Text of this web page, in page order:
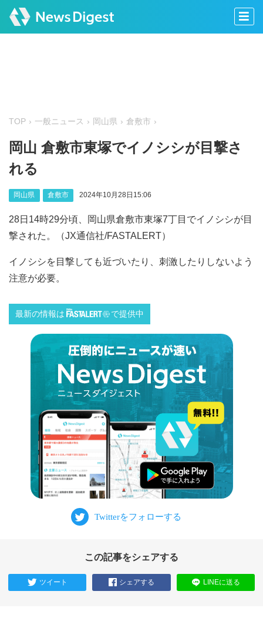
TOP 一般ニュース 岡山県 倉敷市
岡山 倉敷市東塚でイノシシが目撃さ
れる
岡山県 倉敷市 2024年10月28日15:06
28日14時29分頃、岡山県倉敷市東塚7丁目でイノシシが目
撃された。（JX通信社/FASTALERT）
イノシシを目撃しても近づいたり、刺激したりしないよう
注意が必要。
最新の情報は で提供中
この記事をシェアする
ツイート シェアする LINEに送る